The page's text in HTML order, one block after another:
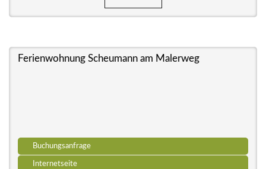
Ferienwohnung Scheumann am Malerweg
Buchungsanfrage
Internetseite